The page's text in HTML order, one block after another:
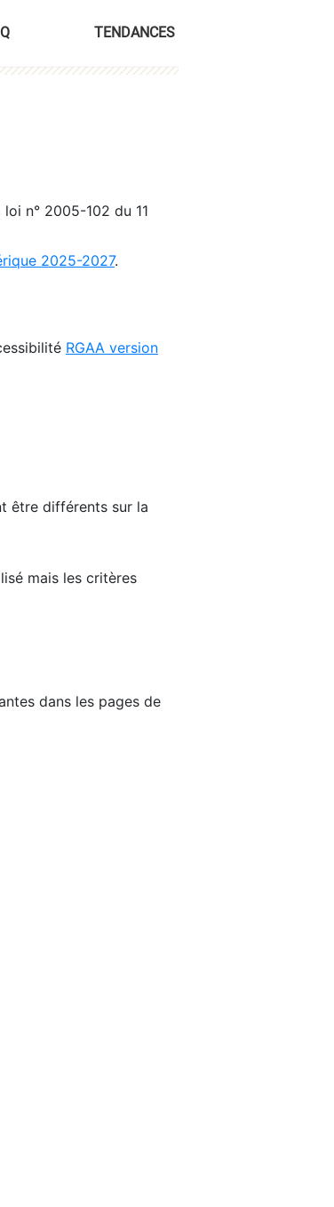
TENDANCES
n° 2005-102 du 11
2025-2027.
RGAA version
être différents sur la
mais les critères
dans les pages de